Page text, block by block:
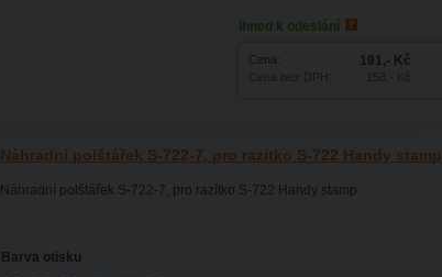
Ihned k odeslání
Cena: 191,- Kč
Náhradní polštářek S-722-7, pro razítko S-722 Handy stamp
Náhradní polštářek S-722-7, pro razítko S-722 Handy stamp
Barva otisku